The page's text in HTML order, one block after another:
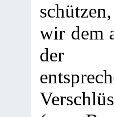
wir dem
der